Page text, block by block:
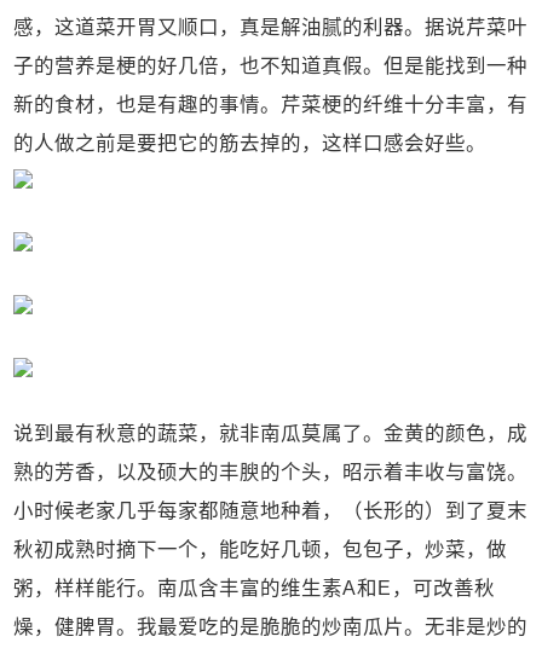
感，这道菜开胃又顺口，真是解油腻的利器。据说芹菜叶
子的营养是梗的好几倍，也不知道真假。但是能找到一种
新的食材，也是有趣的事情。芹菜梗的纤维十分丰富，有
的人做之前是要把它的筋去掉的，这样口感会好些。
说到最有秋意的蔬菜，就非南瓜莫属了。金黄的颜色，成
熟的芳香，以及硕大的丰腴的个头，昭示着丰收与富饶。
小时候老家几乎每家都随意地种着，（长形的）到了夏末
秋初成熟时摘下一个，能吃好几顿，包包子，炒菜，做
粥，样样能行。南瓜含丰富的维生素A和E，可改善秋
燥，健脾胃。我最爱吃的是脆脆的炒南瓜片。无非是炒的